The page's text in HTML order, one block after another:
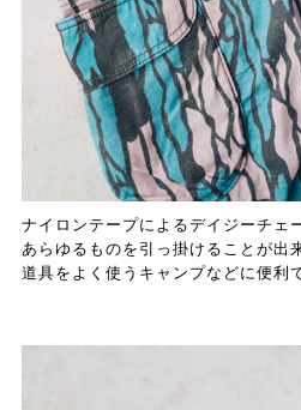
ナイロンテープによるデイジーチェ
あらゆるものを引っ掛けることが出
道具をよく使うキャンプなどに便利